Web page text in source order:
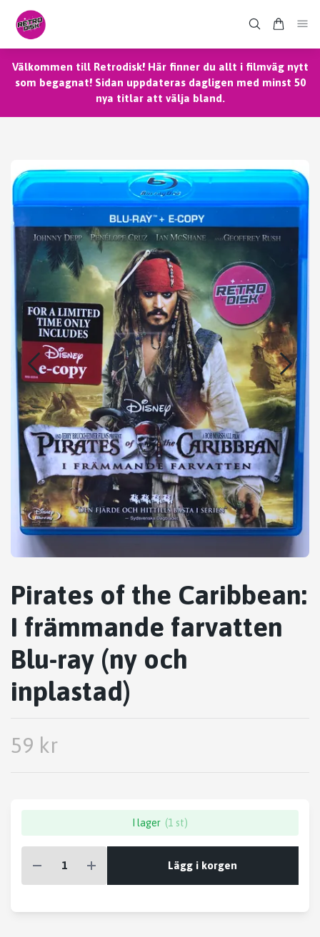
Välkommen till Retrodisk! Här finner du allt i filmväg nytt
som begagnat! Sidan uppdateras dagligen med minst 50
nya titlar att välja bland.
Pirates of the Caribbean:
I främmande farvatten
Blu-ray (ny och
inplastad)
59 kr
I lager (1 st)
Lägg i korgen